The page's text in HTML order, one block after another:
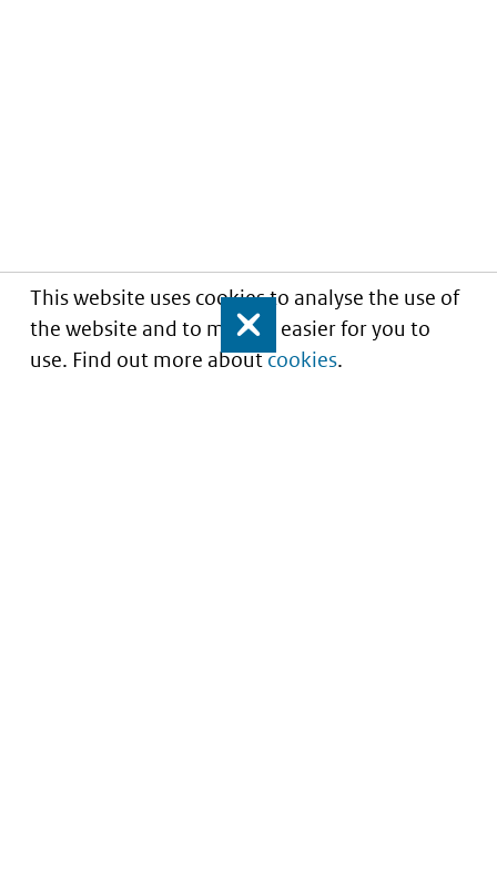
This website uses cookies to analyse the use of
the website and to make it easier for you to
use. Find out more aboutcookies.
Close